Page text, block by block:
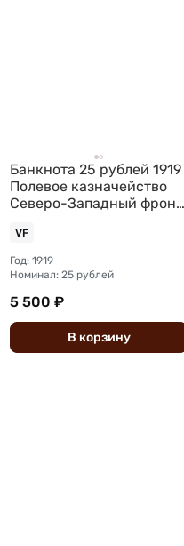
Банкнота 25 рублей 1919
Полевое казначейство
Северо-Западный фронт
VF
Год: 1919
Номинал: 25 рублей
5 500 ₽
В корзину